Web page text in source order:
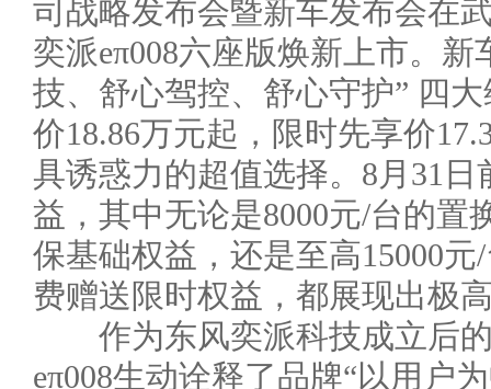
司战略发布会暨新车发布会在
奕派eπ008六座版焕新上市。
技、舒心驾控、舒心守护” 四
价18.86万元起，限时先享价
具诱惑力的超值选择。8月31
益，其中无论是8000元/台的置
保基础权益，还是至高15000
费赠送限时权益，都展现出极
作为东风奕派科技成立后的
eπ008生动诠释了品牌“以用户